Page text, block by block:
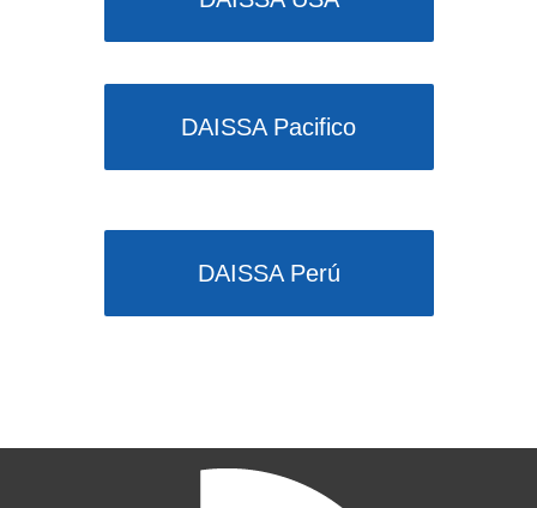
DAISSA Pacifico
DAISSA Perú